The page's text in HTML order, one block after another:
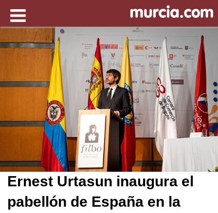
Ernest Urtasun inaugura el
pabellón de España en la